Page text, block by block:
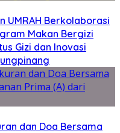
UMRAH Berkolaborasi
Makan Bergizi
Gizi dan Inovasi
dan Doa Bersama